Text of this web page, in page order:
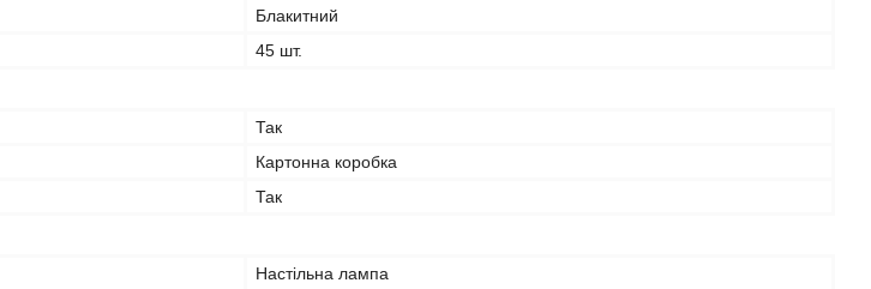
Блакитний
45 шт.
Так
Картонна коробка
Так
Настільна лампа